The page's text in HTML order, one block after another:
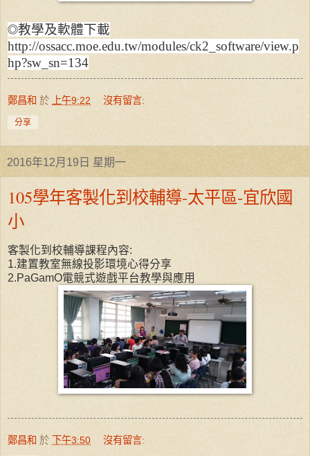
◎教學及軟體下載
http://ossacc.moe.edu.tw/modules/ck2_software/view.p
hp?sw_sn=134
鄭昌和 於 上午9:22 沒有留言:
分享
2016年12月19日 星期一
105學年客製化到校輔導-太平區-宜欣國
小
客製化到校輔導課程內容:
1.建置教室無線投影環境心得分享
2.PaGamO電競式遊戲平台教學與應用
鄭昌和 於 下午3:50 沒有留言: